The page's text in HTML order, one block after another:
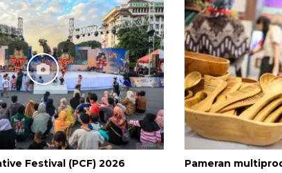
Festival (PCF) 2026 Pameran